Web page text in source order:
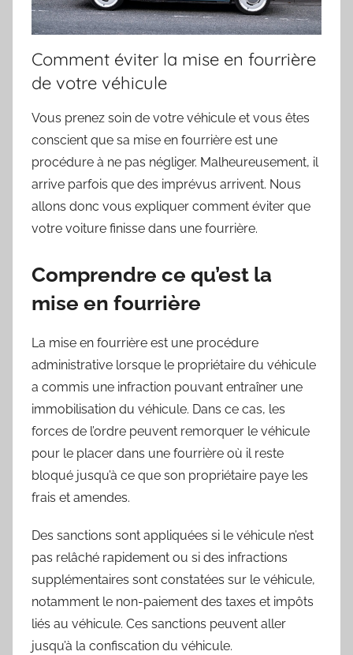
Comment éviter la mise en fourrière
de votre véhicule
Vous prenez soin de votre véhicule et vous êtes
conscient que sa mise en fourrière est une
procédure à ne pas négliger. Malheureusement, il
arrive parfois que des imprévus arrivent. Nous
allons donc vous expliquer comment éviter que
votre voiture finisse dans une fourrière.
Comprendre ce qu’est la
mise en fourrière
La mise en fourrière est une procédure
administrative lorsque le propriétaire du véhicule
a commis une infraction pouvant entraîner une
immobilisation du véhicule. Dans ce cas, les
forces de l’ordre peuvent remorquer le véhicule
pour le placer dans une fourrière où il reste
bloqué jusqu’à ce que son propriétaire paye les
frais et amendes.
Des sanctions sont appliquées si le véhicule n’est
pas relâché rapidement ou si des infractions
supplémentaires sont constatées sur le véhicule,
notamment le non-paiement des taxes et impôts
liés au véhicule. Ces sanctions peuvent aller
jusqu’à la confiscation du véhicule.